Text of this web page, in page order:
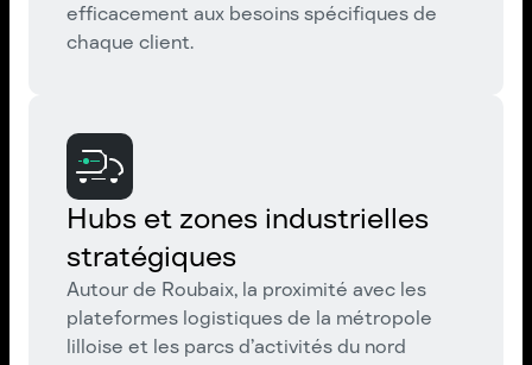
efficacement aux besoins spécifiques de
chaque client.
Hubs et zones industrielles
stratégiques
Autour de Roubaix, la proximité avec les
plateformes logistiques de la métropole
lilloise et les parcs d’activités du nord